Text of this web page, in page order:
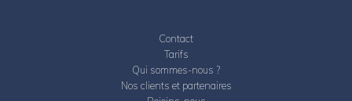
Contact
Tarifs
Qui sommes-nous ?
Nos clients et partenaires